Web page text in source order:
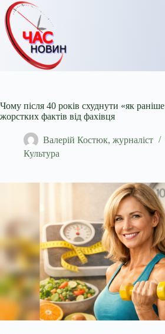
Перейти
до
вмісту
Чому після 40 років схуднути «як
жорстких фактів від фахівця
Валерій Костюк, журналіст
Культура